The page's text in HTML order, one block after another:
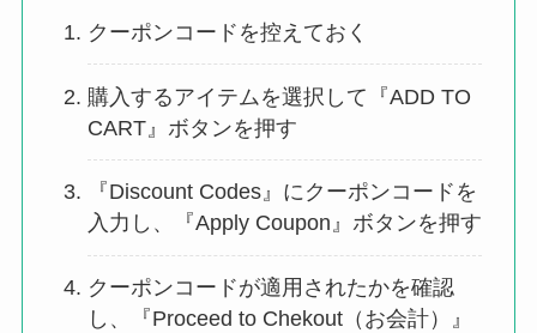
クーポンコードを控えておく
購入するアイテムを選択して『ADD TO
CART』ボタンを押す
『Discount Codes』にクーポンコードを
入力し、『Apply Coupon』ボタンを押す
クーポンコードが適用されたかを確認
し、『Proceed to Chekout（お会計）』